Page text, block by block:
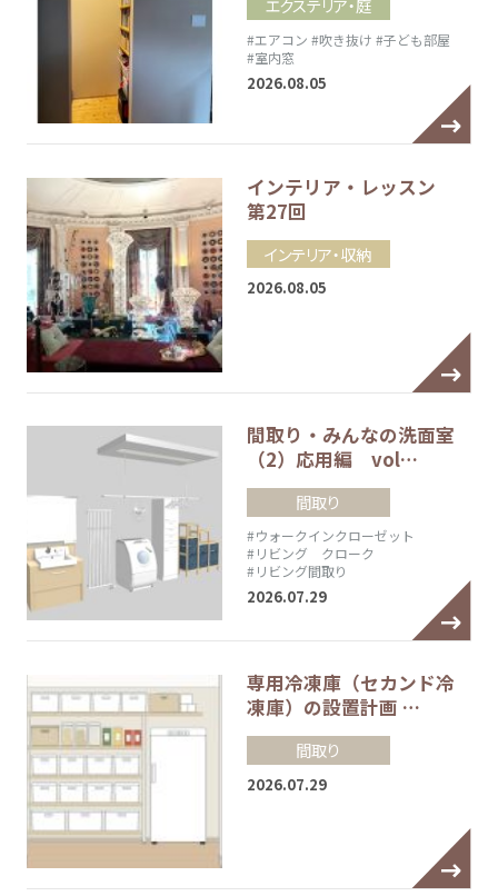
エクステリア・庭
#エアコン #吹き抜け #子ども部屋
#室内窓
2026.08.05
インテリア・レッスン
第27回
インテリア・収納
2026.08.05
間取り・みんなの洗面室
（2）応用編 vol…
間取り
#ウォークインクローゼット
#リビング クローク
#リビング間取り
2026.07.29
専用冷凍庫（セカンド冷
凍庫）の設置計画 …
間取り
2026.07.29